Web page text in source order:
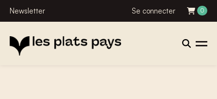
Newsletter Se connecter 0